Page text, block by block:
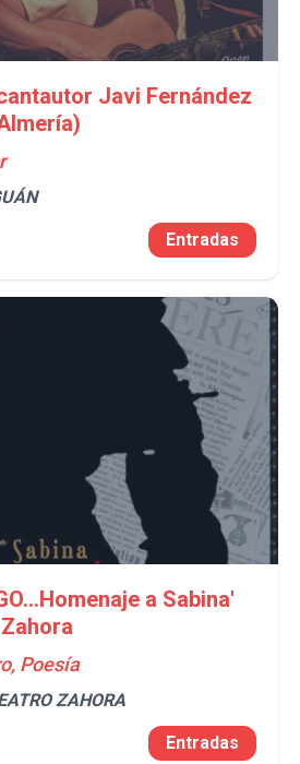
Javi Fernández
Entradas
a Sabina'
Poesía
ZAHORA
Entradas